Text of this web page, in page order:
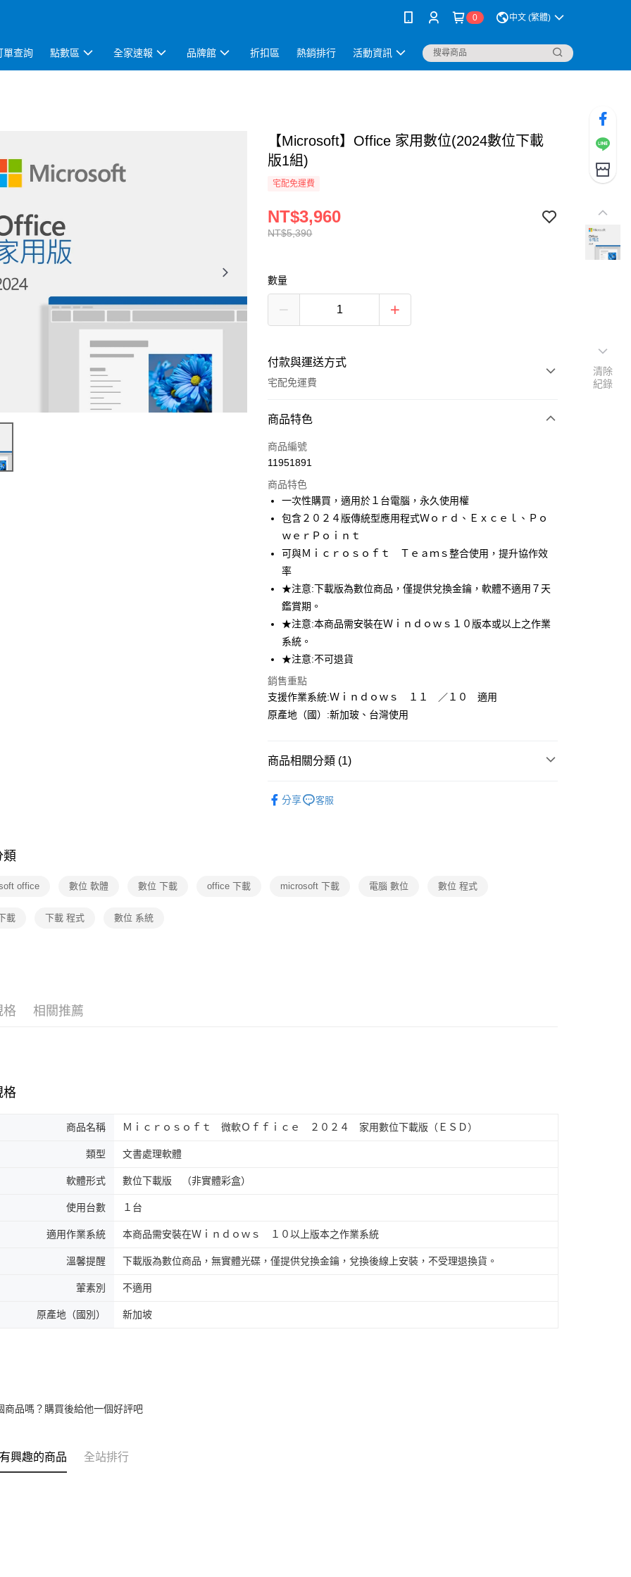
0 中文 (繁體)
單查詢 點數區 全家速報 品牌館 折扣區 熱銷排行 活動資訊
【Microsoft】Office 家用數位(2024數位下載
版1組)
宅配免運費
NT$5,390
NT$3,960
數量
付款與運送方式
宅配免運費
付款方式
全家線上支付
運送方式
本島宅配-活動商品
免運費
離島宅配-常溫商品
商品特色
商品編號
11951891
商品特色
一次性購買，適用於１台電腦，永久使用權
包含２０２４版傳統型應用程式Ｗｏｒｄ、Ｅｘｃｅｌ、Ｐｏ
ｗｅｒＰｏｉｎｔ
可與Ｍｉｃｒｏｓｏｆｔ Ｔｅａｍｓ整合使用，提升協作效
率
★注意:下載版為數位商品，僅提供兌換金鑰，軟體不適用７天
鑑賞期。
★注意:本商品需安裝在Ｗｉｎｄｏｗｓ１０版本或以上之作業
系統。
★注意:不可退貨
銷售重點
支援作業系統:Ｗｉｎｄｏｗｓ １１ ／１０ 適用
原產地（國）:新加玻、台灣使用
商品相關分類 (1)
分享
客服
類
office 數位 軟體 數位 下載 office 下載 microsoft 下載 電腦 數位 數位 程式
載 下載 程式 數位 系統
格 相關推薦
格
商品名稱 Ｍｉｃｒｏｓｏｆｔ 微軟Ｏｆｆｉｃｅ ２０２４ 家用數位下載版（ＥＳＤ）
類型 文書處理軟體
軟體形式 數位下載版 （非實體彩盒）
使用台數 １台
適用作業系統 本商品需安裝在Ｗｉｎｄｏｗｓ １０以上版本之作業系統
溫馨提醒 下載版為數位商品，無實體光碟，僅提供兌換金鑰，兌換後線上安裝，不受理退換貨。
葷素別 不適用
原產地（國別） 新加坡
商品嗎？購買後給他一個好評吧
興趣的商品 全站排行
清除
紀錄